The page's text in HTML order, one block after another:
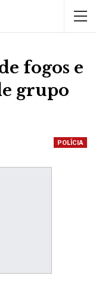
fogos e
grupo
POLÍCIA